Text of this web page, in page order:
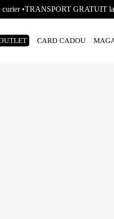
curier •TRANSPORT GRATUIT
CARD CADOU